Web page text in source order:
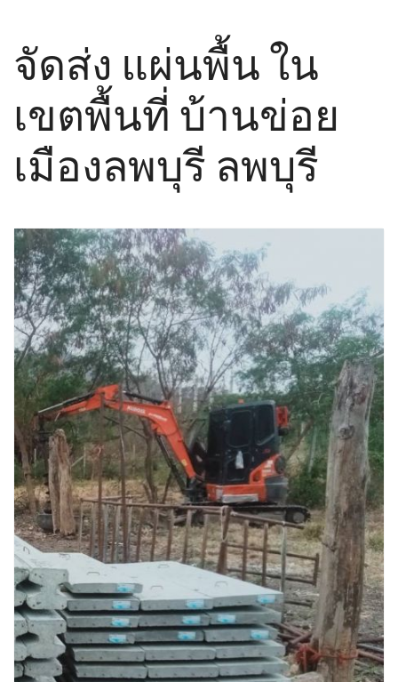
จัดส่ง แผ่นพื้น ใน
เขตพื้นที่ บ้านข่อย
เมืองลพบุรี ลพบุรี